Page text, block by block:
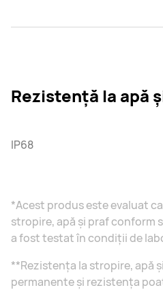
Rezistență la apă
IP68
*Acest produs este evaluat
stropire, apă și praf conform
a fost testat în condiții de
**Rezistența la stropire, apă
permanente și rezistența